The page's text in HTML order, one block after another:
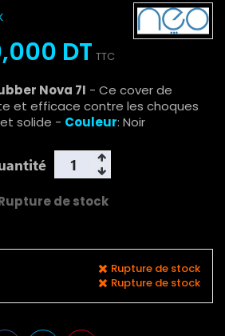
DT TTC
Nova 7I - Ce cover de
et efficace contre les choques
solide - Couleur: Noir
de stock
Rupture de stock
Rupture de stock